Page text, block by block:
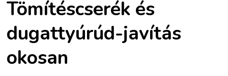
Tömítéscserék és
dugattyúrúd-javítás
okosan